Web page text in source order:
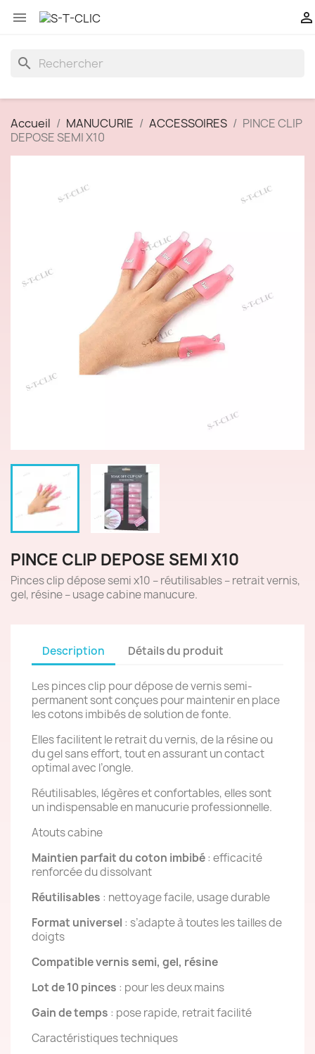
 
search
Accueil MANUCURIE ACCESSOIRES
PINCE CLIP
DEPOSE SEMI X10
PINCE CLIP DEPOSE SEMI X10
Pinces clip dépose semi x10 – réutilisables – retrait vernis,
gel, résine – usage cabine manucure.
Description Détails du produit
Les pinces clip pour dépose de vernis semi-
permanent sont conçues pour maintenir en place
les cotons imbibés de solution de fonte.
Elles facilitent le retrait du vernis, de la résine ou
du gel sans effort, tout en assurant un contact
optimal avec l’ongle.
Réutilisables, légères et confortables, elles sont
un indispensable en manucurie professionnelle.
Atouts cabine
Maintien parfait du coton imbibé: efficacité
renforcée du dissolvant
Réutilisables : nettoyage facile, usage durable
Format universel : s’adapte à toutes les tailles de
doigts
Compatible vernis semi, gel, résine
Lot de 10 pinces : pour les deux mains
Gain de temps : pose rapide, retrait facilité
Caractéristiques techniques